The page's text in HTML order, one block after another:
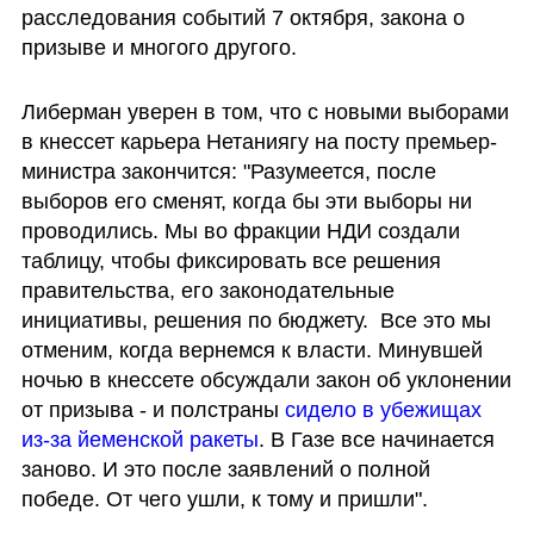
расследования событий 7 октября, закона о
призыве и многого другого.
Либерман уверен в том, что с новыми выборами
в кнессет карьера Нетаниягу на посту премьер-
министра закончится: "Разумеется, после
выборов его сменят, когда бы эти выборы ни
проводились. Мы во фракции НДИ создали
таблицу, чтобы фиксировать все решения
правительства, его законодательные
инициативы, решения по бюджету.  Все это мы
отменим, когда вернемся к власти. Минувшей
ночью в кнессете обсуждали закон об уклонении
от призыва - и полстраны сидело в убежищах
из-за йеменской ракеты. В Газе все начинается
заново. И это после заявлений о полной
победе. От чего ушли, к тому и пришли".